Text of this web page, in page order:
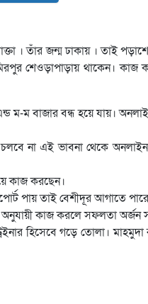
। তাঁর জন্ম ঢাকায় । তাই
শেওড়াপাড়ায় থাকেন।
ম বাজার বন্ধ হয়ে যায়।
না এই ভাবনা থেকে
কাজ করছেন।
পায় তাই বেশীদূর আগাতে
কাজ করলে সফলতা অর্জন
হিসেবে গড়ে তোলা।